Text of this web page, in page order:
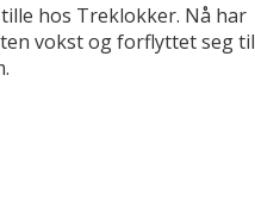
hos Treklokker. Nå har
vokst og forflyttet seg til